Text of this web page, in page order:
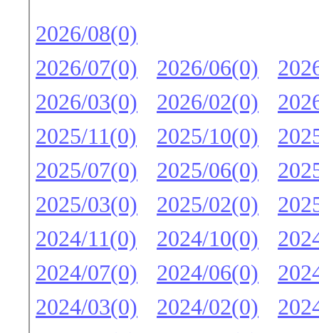
2026/08(0)
2026/07(0)
2026/06(0)
2026/03(0)
2026/02(0)
2025/11(0)
2025/10(0)
2025/07(0)
2025/06(0)
2025/03(0)
2025/02(0)
2024/11(0)
2024/10(0)
2024/07(0)
2024/06(0)
2024/03(0)
2024/02(0)